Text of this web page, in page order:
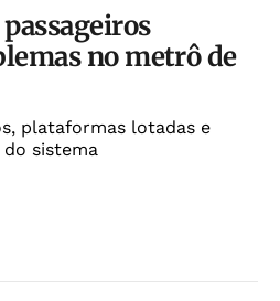
no metrô de
plataformas lotadas e
sistema